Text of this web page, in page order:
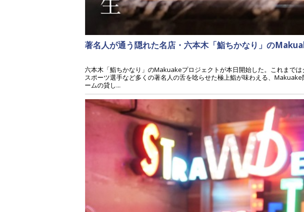
著名人が通う隠れた名店・六本木「鮨ちかなり」の
六本木「鮨ちかなり」のMakuakeプロジェクトが本日開始した。これまで
スポーツ選手など多くの著名人の舌を唸らせた極上鮨が味わえる、
ームの貸し...